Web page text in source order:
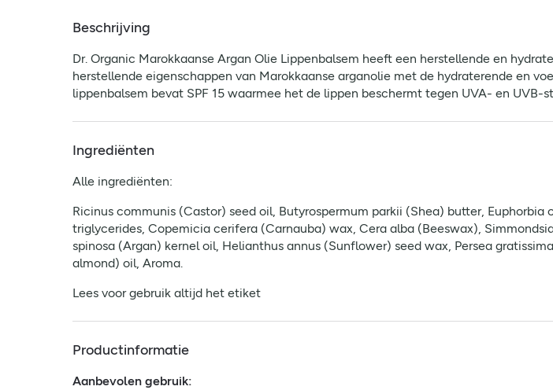
Beschrijving
Dr. Organic Marokkaanse Argan Olie Lippenbalsem heeft een herstellende en
herstellende eigenschappen van Marokkaanse arganolie met de hydraterende en
lippenbalsem bevat SPF 15 waarmee het de lippen beschermt tegen UVA- en UVB-
Ingrediënten
Alle ingrediënten:
Ricinus communis (Castor) seed oil, Butyrospermum parkii (Shea) butter,
triglycerides, Copemicia cerifera (Carnauba) wax, Cera alba (Beeswax),
spinosa (Argan) kernel oil, Helianthus annus (Sunflower) seed wax, Persea
almond) oil, Aroma.
Lees voor gebruik altijd het etiket
Productinformatie
Aanbevolen gebruik: